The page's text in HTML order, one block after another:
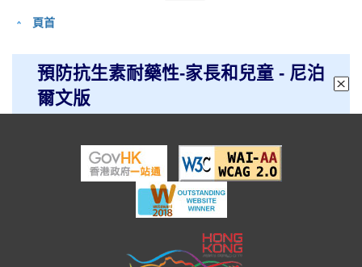
頁首
預防抗生素耐藥性-家長和兒童 - 尼泊
爾文版